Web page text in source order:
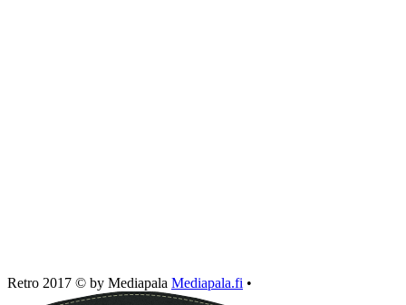
Retro 2017 © by Mediapala Mediapala.fi •